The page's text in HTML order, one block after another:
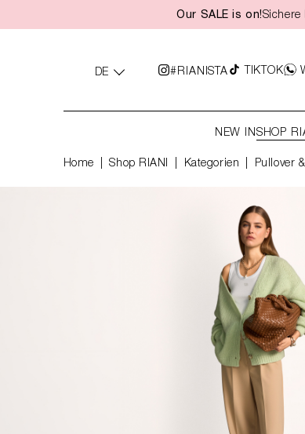
Zur Hauptnavigation springen
Our SALE is on!Sichere
DE #RIANISTA TIKTOK
NEW INSHOP
Home Shop RIANI Kategorien Pullover